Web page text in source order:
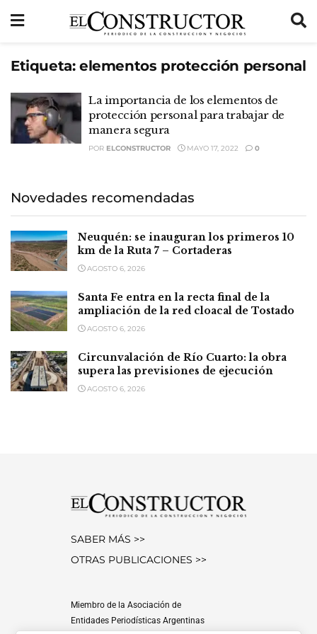
Etiqueta: elementos protección personal
La importancia de los elementos de
protección personal para trabajar de
manera segura
POR ELCONSTRUCTOR MAYO 17, 2022 0
Novedades recomendadas
Neuquén: se inauguran los primeros 10
km de la Ruta 7 – Cortaderas
AGOSTO 6, 2026
Santa Fe entra en la recta final de la
ampliación de la red cloacal de Tostado
AGOSTO 6, 2026
Circunvalación de Río Cuarto: la obra
supera las previsiones de ejecución
AGOSTO 6, 2026
SABER MÁS >>
OTRAS PUBLICACIONES >>
Miembro de la Asociación de
Entidades Periodísticas Argentinas